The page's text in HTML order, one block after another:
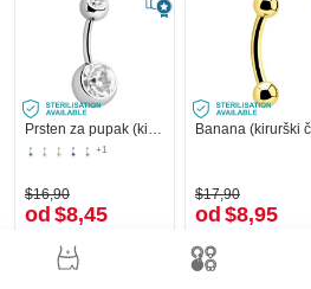
+1
$16,90
od $8,45
$17,90
od $8,95